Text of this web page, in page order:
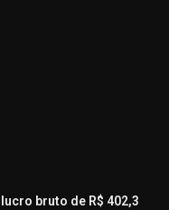
bruto de R$ 402,3